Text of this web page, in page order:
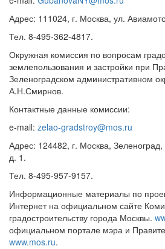
Адрес: 111024, г. Москва, ул.
Тел. 8-495-362-4817.
Окружная комиссия по вопросам
землепользования и застройки при
Зеленоградском административном
А.Н.Смирнов.
Контактные данные комиссии:
e-mail: zelao-gradstroy@mos.ru
Адрес: 124482, г. Москва,
д. 1.
Тел. 8-495-957-9157.
Информационные материалы по
Интернет на официальном сайте
градостроительству города Москвы.
официальном портале мэра и
www.mos.ru.